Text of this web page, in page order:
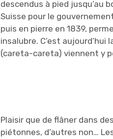
descendus à pied jusqu’au
Suisse pour le
puis en pierre en 1839,
insalubre. C’est
(careta-careta) viennent y
Plaisir que de flâner dans
piétonnes, d’autres non…